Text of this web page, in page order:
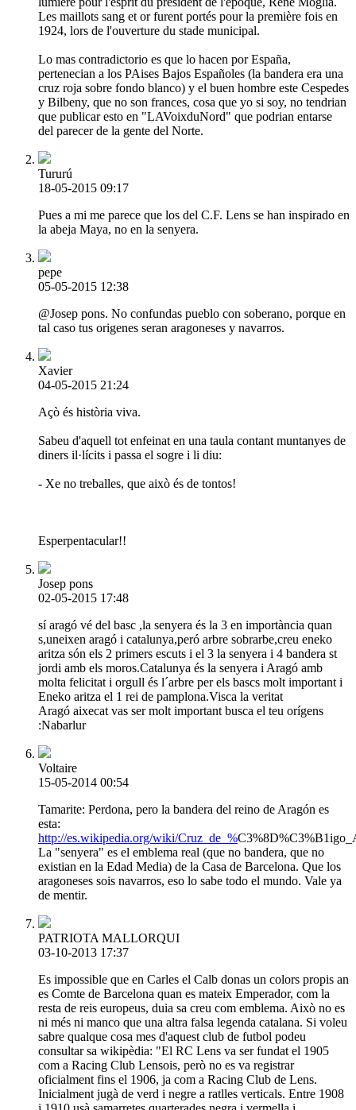
Les maillots sang et or furent portés pour la première fois en
1924, lors de l'ouverture du stade municipal.
Lo mas contradictorio es que lo hacen por España,
pertenecian a los PAises Bajos Españoles (la bandera era una
cruz roja sobre fondo blanco) y el buen hombre este Cespedes
y Bilbeny, que no son frances, cosa que yo si soy, no tendrian
que publicar esto en "LAVoixduNord" que podrian entarse
del parecer de la gente del Norte.
Tururú
18-05-2015 09:17
Pues a mi me parece que los del C.F. Lens se han inspirado en
la abeja Maya, no en la senyera.
pepe
05-05-2015 12:38
@Josep pons. No confundas pueblo con soberano, porque en
tal caso tus origenes seran aragoneses y navarros.
Xavier
04-05-2015 21:24
Açò és història viva.
Sabeu d'aquell tot enfeinat en una taula contant muntanyes de
diners il·lícits i passa el sogre i li diu:
- Xe no treballes, que això és de tontos!
Esperpentacular!!
Josep pons
02-05-2015 17:48
sí aragó vé del basc ,la senyera és la 3 en importància quan
s,uneixen aragó i catalunya,peró arbre sobrarbe,creu eneko
aritza són els 2 primers escuts i el 3 la senyera i 4 bandera st
jordi amb els moros.Catalunya és la senyera i Aragó amb
molta felicitat i orgull és l´arbre per els bascs molt important i
Eneko aritza el 1 rei de pamplona.Visca la veritat
Aragó aixecat vas ser molt important busca el teu orígens
:Nabarlur
Voltaire
15-05-2014 00:54
Tamarite: Perdona, pero la bandera del reino de Aragón es
esta:
http://es.wikipedia.org/wiki/Cruz_de_%
La "senyera" es el emblema real (que no bandera, que no
existian en la Edad Media) de la Casa de Barcelona. Que los
aragoneses sois navarros, eso lo sabe todo el mundo. Vale ya
de mentir.
PATRIOTA MALLORQUI
03-10-2013 17:37
Es impossible que en Carles el Calb donas un colors propis an
es Comte de Barcelona quan es mateix Emperador, com la
resta de reis europeus, duia sa creu com emblema. Això no es
ni més ni manco que una altra falsa legenda catalana. Si voleu
sabre qualque cosa mes d'aquest club de futbol podeu
consultar sa wikipèdia: "El RC Lens va ser fundat el 1905
com a Racing Club Lensois, però no es va registrar
oficialment fins el 1906, ja com a Racing Club de Lens.
Inicialment jugà de verd i negre a ratlles verticals. Entre 1908